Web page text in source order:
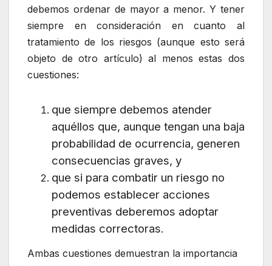
debemos ordenar de mayor a menor. Y tener
siempre en consideración en cuanto al
tratamiento de los riesgos (aunque esto será
objeto de otro artículo) al menos estas dos
cuestiones:
que siempre debemos atender
aquéllos que, aunque tengan una baja
probabilidad de ocurrencia, generen
consecuencias graves, y
que si para combatir un riesgo no
podemos establecer acciones
preventivas deberemos adoptar
medidas correctoras.
Ambas cuestiones demuestran la importancia